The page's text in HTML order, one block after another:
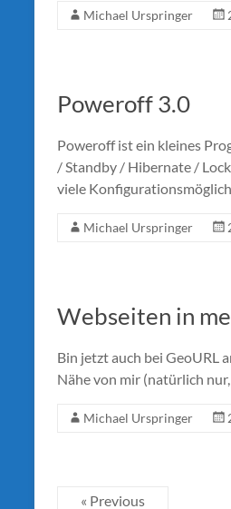
Michael Urspringer
Poweroff 3.0
Poweroff ist ein kleines
/ Standby / Hibernate /
viele
Michael Urspringer
Webseiten in
Bin jetzt auch bei GeoURL
Nähe von mir (natürlich
Michael Urspringer
« Previous